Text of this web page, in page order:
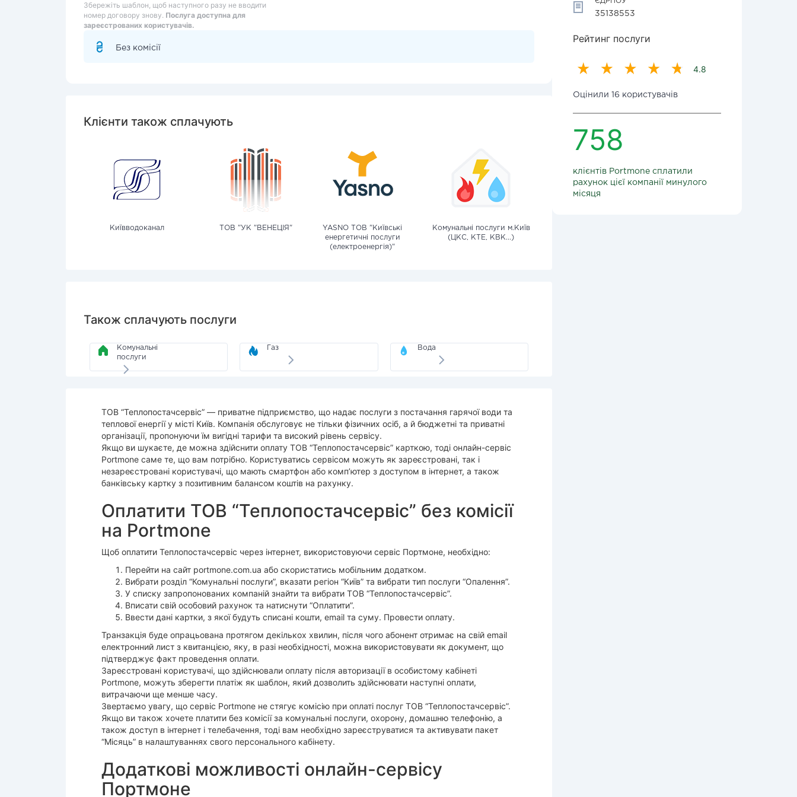
Збережіть шаблон, щоб наступного разу не вводити
номер договору знову. Послуга доступна для
зареєстрованих користувачів.
Без комісії
Клієнти також сплачують
Київводоканал ТОВ "УК "ВЕНЕЦІЯ"
YASNO ТОВ "Київські
енергетичні послуги
(електроенергія)"
Комунальні послуги м.Київ
(ЦКС, КТЕ, КВК...)
Також сплачують послуги
Комунальні
послуги
Газ Вода
ТОВ “Теплопостачсервіс” — приватне підприємство, що надає послуги з постачання гарячої води та
теплової енергії у місті Київ. Компанія обслуговує не тільки фізичних осіб, а й бюджетні та приватні
організації, пропонуючи їм вигідні тарифи та високий рівень сервісу.
Якщо ви шукаєте, де можна здійснити оплату ТОВ “Теплопостачсервіс” карткою, тоді онлайн-сервіс
Portmone саме те, що вам потрібно. Користуватись сервісом можуть як зареєстровані, так і
незареєстровані користувачі, що мають смартфон або комп’ютер з доступом в інтернет, а також
банківську картку з позитивним балансом коштів на рахунку.
Оплатити ТОВ “Теплопостачсервіс” без комісії
на Рortmone
Щоб оплатити Теплопостачсервіс через інтернет, використовуючи сервіс Портмоне, необхідно:
Перейти на сайт portmone.com.ua або скористатись мобільним додатком.
Вибрати розділ “Комунальні послуги”, вказати регіон “Київ” та вибрати тип послуги “Опалення”.
У списку запропонованих компаній знайти та вибрати ТОВ “Теплопостачсервіс”.
Вписати свій особовий рахунок та натиснути “Оплатити”.
Ввести дані картки, з якої будуть списані кошти, email та суму. Провести оплату.
Транзакція буде опрацьована протягом декількох хвилин, після чого абонент отримає на свій email
електронний лист з квитанцією, яку, в разі необхідності, можна використовувати як документ, що
підтверджує факт проведення оплати.
Зареєстровані користувачі, що здійснювали оплату після авторизації в особистому кабінеті
Portmone, можуть зберегти платіж як шаблон, який дозволить здійснювати наступні оплати,
витрачаючи ще менше часу.
Звертаємо увагу, що сервіс Portmone не стягує комісію при оплаті послуг ТОВ “Теплопостачсервіс”.
Якщо ви також хочете платити без комісії за комунальні послуги, охорону, домашню телефонію, а
також доступ в інтернет і телебачення, тоді вам необхідно зареєструватися та активувати пакет
“Місяць” в налаштуваннях свого персонального кабінету.
Додаткові можливості онлайн-сервісу
Портмоне
35138553
Рейтинг послуги
4.8
Оцінили 16 користувачів
758
клієнтів Portmone сплатили
рахунок цієї компанії минулого
місяця